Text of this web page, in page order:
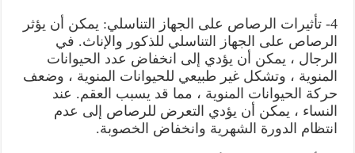
4- تأثيرات الرصاص على الجهاز التناسلي: يمكن أن يؤثر
الرصاص على الجهاز التناسلي للذكور والإناث. في
الرجال ، يمكن أن يؤدي إلى انخفاض عدد الحيوانات
المنوية ، وتشكل غير طبيعي للحيوانات المنوية ، وضعف
حركة الحيوانات المنوية ، مما قد يسبب العقم. عند
النساء ، يمكن أن يؤدي التعرض للرصاص إلى عدم
انتظام الدورة الشهرية وانخفاض الخصوبة.